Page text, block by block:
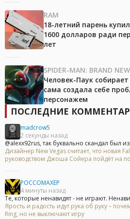
RAM
18-летний парень
1600 долларов ради
лет
SPIDER-MAN: BRAND
Человек-Паук
сама создала себе
персонажем
ПОСЛЕДНИЕ
madcrow5
2 секунды назад
@alexx92rus, так буквально скандал был из
Дизайнер New Vegas считает, что новая
руководством Джоша Сойера пойдёт на
POCCOMAXEP
4 минуты назад
Те, которые ненавидят - не играют.
Ярость и радость идут рука об руку –
Ring, но не выключают игру